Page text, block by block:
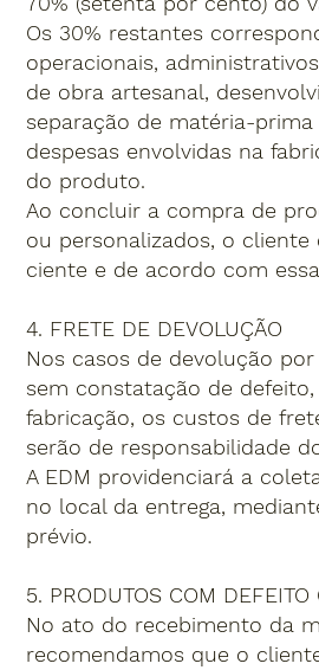
Os 30% restantes
operacionais,
de obra artesanal,
separação de matéria-prima
despesas envolvidas na
do produto.
Ao concluir a compra de
ou personalizados, o cliente
ciente e de acordo com
4. FRETE DE DEVOLUÇÃO
Nos casos de devolução
sem constatação de
fabricação, os custos de
serão de responsabilidade
A EDM providenciará a
no local da entrega,
prévio.
5. PRODUTOS COM DEFEITO
No ato do recebimento da
recomendamos que o